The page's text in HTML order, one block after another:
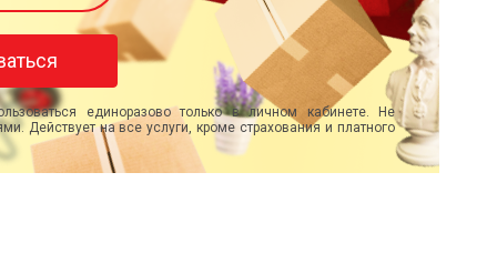
единоразово только в личном кабинете. Не
Действует на все услуги, кроме страхования и платного